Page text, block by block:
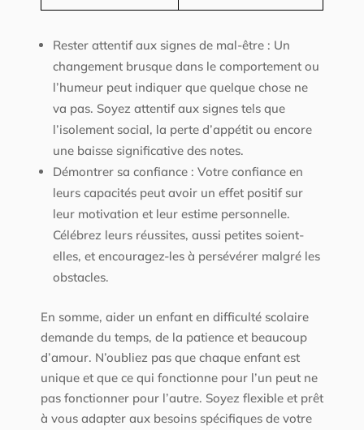
Rester attentif aux signes de mal-être : Un
changement brusque dans le comportement ou
l’humeur peut indiquer que quelque chose ne
va pas. Soyez attentif aux signes tels que
l’isolement social, la perte d’appétit ou encore
une baisse significative des notes.
Démontrer sa confiance : Votre confiance en
leurs capacités peut avoir un effet positif sur
leur motivation et leur estime personnelle.
Célébrez leurs réussites, aussi petites soient-
elles, et encouragez-les à persévérer malgré les
obstacles.
En somme, aider un enfant en difficulté scolaire
demande du temps, de la patience et beaucoup
d’amour. N’oubliez pas que chaque enfant est
unique et que ce qui fonctionne pour l’un peut ne
pas fonctionner pour l’autre. Soyez flexible et prêt
à vous adapter aux besoins spécifiques de votre